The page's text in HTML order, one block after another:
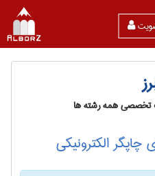
تخصصی همه رشته ها
الکترونیکی